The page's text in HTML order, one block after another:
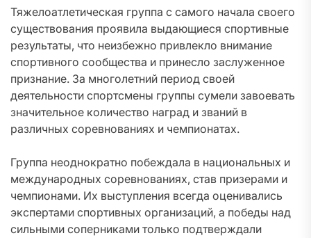
Тяжелоатлетическая группа с самого начала своего
существования проявила выдающиеся спортивные
результаты, что неизбежно привлекло внимание
спортивного сообщества и принесло заслуженное
признание. За многолетний период своей
деятельности спортсмены группы сумели завоевать
значительное количество наград и званий в
различных соревнованиях и чемпионатах.
Группа неоднократно побеждала в национальных и
международных соревнованиях, став призерами и
чемпионами. Их выступления всегда оценивались
экспертами спортивных организаций, а победы над
сильными соперниками только подтверждали